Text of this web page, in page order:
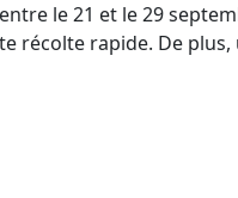
le 21 et le 29
récolte rapide. De